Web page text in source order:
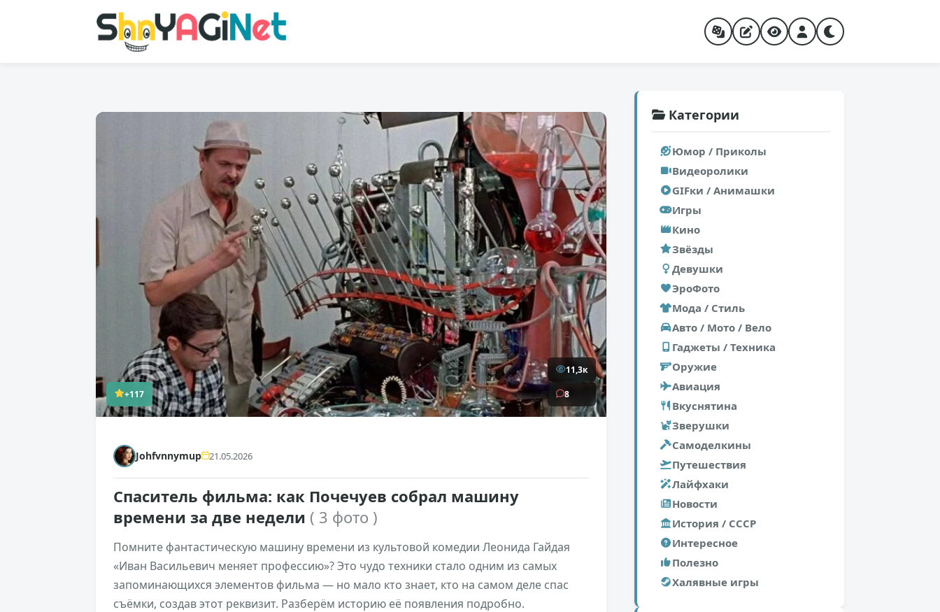
+117
11,3к
8
Johfvnnymup 21.05.2026
Спаситель фильма: как Почечуев собрал машину
времени за две недели ( 3 фото )
Помните фантастическую машину времени из культовой комедии Леонида Гайдая
«Иван Васильевич меняет профессию»? Это чудо техники стало одним из самых
запоминающихся элементов фильма — но мало кто знает, кто на самом деле спас
съёмки, создав этот реквизит. Разберём историю её появления подробно.
Категории
Юмор / Приколы
Видеоролики
GIFки / Анимашки
Игры
Кино
Звёзды
Девушки
ЭроФото
Мода / Стиль
Авто / Мото / Вело
Гаджеты / Техника
Оружие
Авиация
Вкуснятина
Зверушки
Самоделкины
Путешествия
Лайфхаки
Новости
История / СССР
Интересное
Полезно
Халявные игры